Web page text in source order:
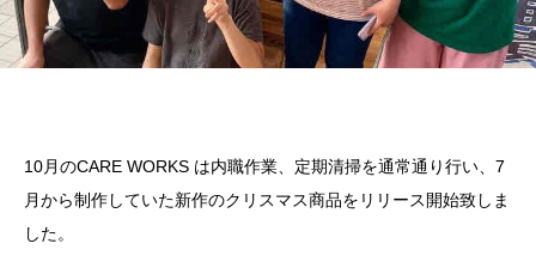
10月のCARE WORKS は内職作業、定期清掃を通常通り行い、7
月から制作していた新作のクリスマス商品をリリース開始致しま
した。